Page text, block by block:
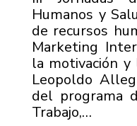
Humanos y
de recursos
Marketing
la motivación y
Leopoldo
del programa
Trabajo,…